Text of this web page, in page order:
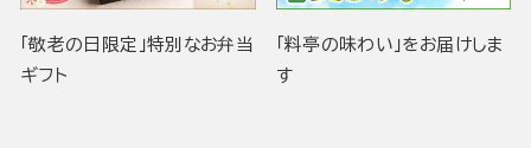
「敬老の日限定」特別なお弁当
ギフト
「料亭の味わい」をお届けしま
す